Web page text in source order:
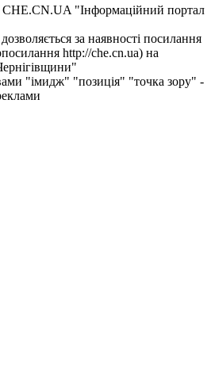
CHE.CN.UA "Інформаційний портал
за наявності посилання
http://che.cn.ua) на
"імидж" "позиція" "точка зору" -